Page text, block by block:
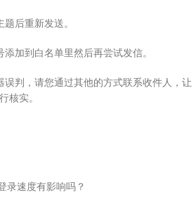
后重新发送。
加到白名单里然后再尝试发信。
误判，请您通过其他的方式联系收件人，让
核实。
录速度有影响吗？